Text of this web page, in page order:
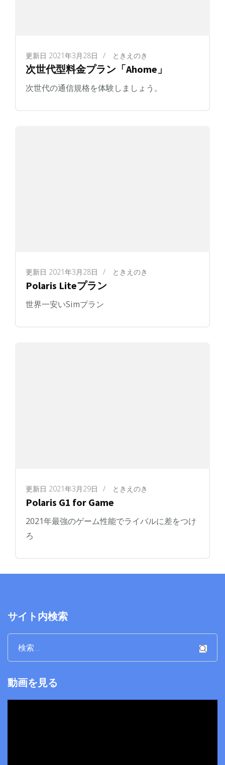
更新日 2021年3月28日 / ときえのき
次世代型料金プラン「Ahome」
次世代の通信規格を体験しましょう。
更新日 2021年3月28日 / ときえのき
Polaris Liteプラン
世界一安いSimプラン
更新日 2021年3月29日 / ときえのき
Polaris G1 for Game
2021年最強のゲーム性能でライバルに差をつけ
ろ
サイト内検索
検
索:
動画を見る